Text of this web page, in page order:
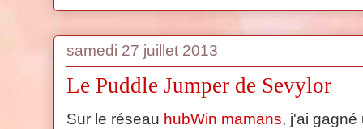
samedi 27 juillet 2013
Le Puddle Jumper de Sevylor
Sur le réseau hubWin mamans, j'ai gagné